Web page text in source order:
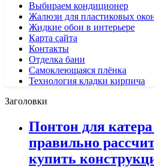
Выбираем кондиционер
Жалюзи для пластиковых
Жидкие обои в интерьере
Карта сайта
Контакты
Отделка бани
Самоклеющаяся плёнка
Технология кладки кирпича
Заголовки
Понтон для
правильно
купить